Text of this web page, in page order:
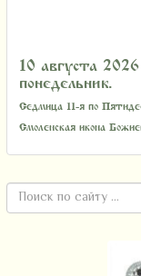
10 августа
понедельник.
Седмица 11-я по
Смоленская икона